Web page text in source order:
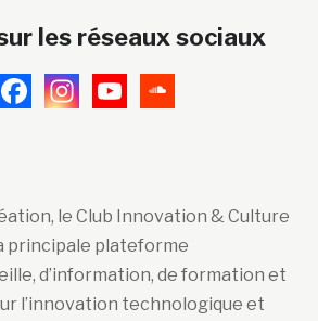
les réseaux sociaux
le Club Innovation & Culture
principale plateforme
d’information, de formation et
l’innovation technologique et